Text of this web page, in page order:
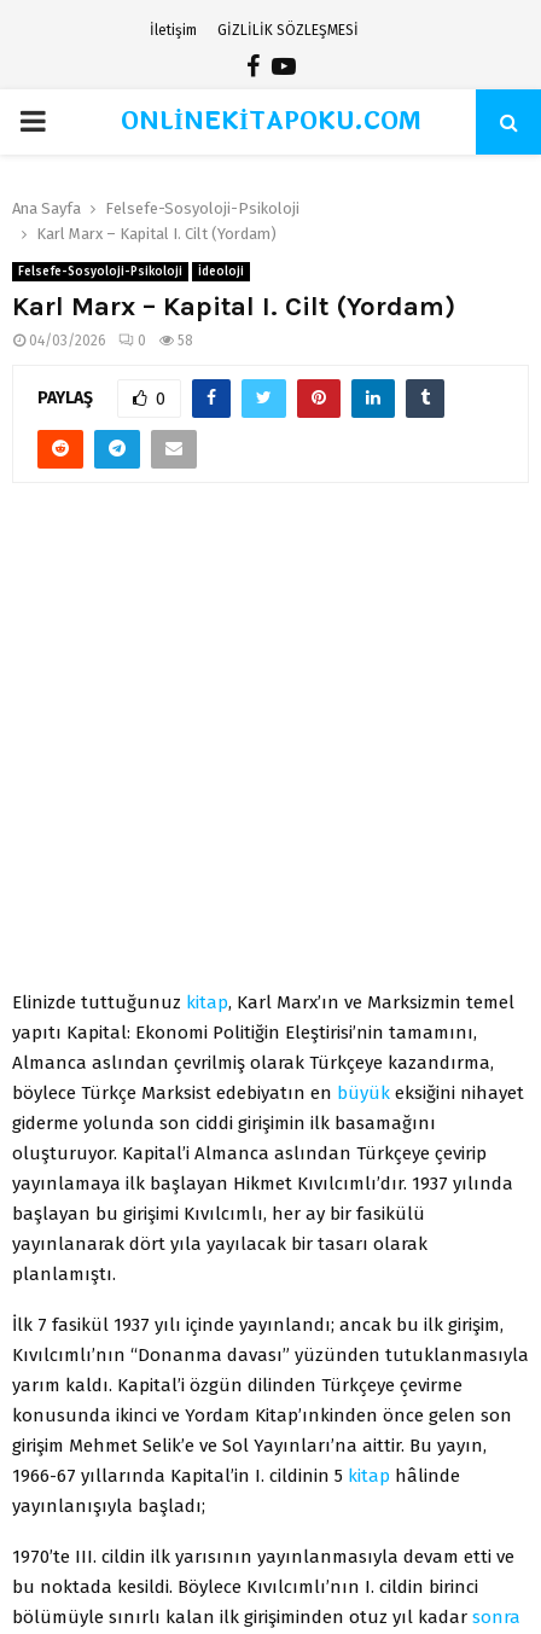
İletişim GİZLİLİK SÖZLEŞMESİ
Facebook
Youtube
PRIMARYONLİNEKİTAPOKU.COM
Ana Sayfa
Felsefe-Sosyoloji-Psikoloji
Karl Marx – Kapital I. Cilt (Yordam)
Felsefe-Sosyoloji-Psikoloji İdeoloji
Karl Marx – Kapital I. Cilt (Yordam)
04/03/2026 0 58
PAYLAŞ 0
Elinizde tuttuğunuz kitap, Karl Marx’ın ve Marksizmin temel
yapıtı Kapital: Ekonomi Politiğin Eleştirisi’nin tamamını,
Almanca aslından çevrilmiş olarak Türkçeye kazandırma,
böylece Türkçe Marksist edebiyatın en büyük eksiğini nihayet
giderme yolunda son ciddi girişimin ilk basamağını
oluşturuyor. Kapital’i Almanca aslından Türkçeye çevirip
yayınlamaya ilk başlayan Hikmet Kıvılcımlı’dır. 1937 yılında
başlayan bu girişimi Kıvılcımlı, her ay bir fasikülü
yayınlanarak dört yıla yayılacak bir tasarı olarak
planlamıştı.
İlk 7 fasikül 1937 yılı içinde yayınlandı; ancak bu ilk girişim,
Kıvılcımlı’nın “Donanma davası” yüzünden tutuklanmasıyla
yarım kaldı. Kapital’i özgün dilinden Türkçeye çevirme
konusunda ikinci ve Yordam Kitap’ınkinden önce gelen son
girişim Mehmet Selik’e ve Sol Yayınları’na aittir. Bu yayın,
1966-67 yıllarında Kapital’in I. cildinin 5 kitap hâlinde
yayınlanışıyla başladı;
1970’te III. cildin ilk yarısının yayınlanmasıyla devam etti ve
bu noktada kesildi. Böylece Kıvılcımlı’nın I. cildin birinci
bölümüyle sınırlı kalan ilk girişiminden otuz yıl kadar sonra